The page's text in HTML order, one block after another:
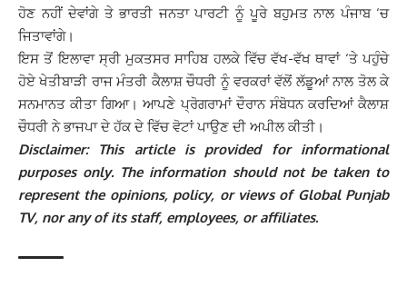
ਹੋਣ ਨਹੀਂ ਦੇਵਾਂਗੇ ਤੇ ਭਾਰਤੀ ਜਨਤਾ ਪਾਰਟੀ ਨੂੰ ਪੂਰੇ ਬਹੁਮਤ ਨਾਲ ਪੰਜਾਬ ‘ਚ
ਜਿਤਾਵਾਂਗੇ।
ਇਸ ਤੋਂ ਇਲਾਵਾ ਸ੍ਰੀ ਮੁਕਤਸਰ ਸਾਹਿਬ ਹਲਕੇ ਵਿੱਚ ਵੱਖ-ਵੱਖ ਥਾਵਾਂ ‘ਤੇ ਪਹੁੰਚੇ
ਹੋਏ ਖੇਤੀਬਾੜੀ ਰਾਜ ਮੰਤਰੀ ਕੈਲਾਸ਼ ਚੌਧਰੀ ਨੂੰ ਵਰਕਰਾਂ ਵੱਲੋਂ ਲੱਡੂਆਂ ਨਾਲ ਤੋਲ ਕੇ
ਸਨਮਾਨਤ ਕੀਤਾ ਗਿਆ। ਆਪਣੇ ਪ੍ਰੋਗਰਾਮਾਂ ਦੌਰਾਨ ਸੰਬੋਧਨ ਕਰਦਿਆਂ ਕੈਲਾਸ਼
ਚੌਧਰੀ ਨੇ ਭਾਜਪਾ ਦੇ ਹੱਕ ਦੇ ਵਿੱਚ ਵੋਟਾਂ ਪਾਉਣ ਦੀ ਅਪੀਲ ਕੀਤੀ।
Disclaimer: This article is provided for informational
purposes only. The information should not be taken to
represent the opinions, policy, or views of Global Punjab
TV, nor any of its staff, employees, or affiliates.